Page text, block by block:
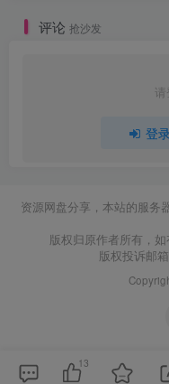
评论 抢沙发
登
资源网盘分享，本站的服务
版权归原作者所有，
版权投诉邮箱
13